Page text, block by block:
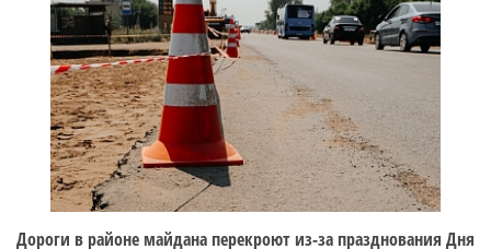
Дороги в районе майдана перекроют из-за празднования Дня